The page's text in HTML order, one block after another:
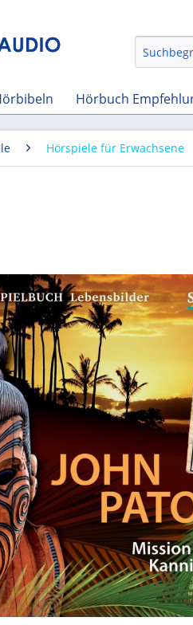
Hörbuch
Hörspiele für Erwachsene